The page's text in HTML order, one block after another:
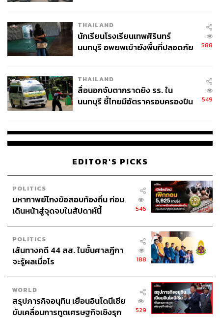
THAILAND
นักเรียนโรงเรียนเทพศิรินทร์
นนทบุรี อพยพเข้ายังพื้นที่ปลอดภัย
588
THAILAND
สื่อนอกจับตากราดยิง รร. ใน
นนทบุรี ชี้ไทยมีอัตราครอบครองปืน
549
EDITOR'S PICKS
POLITICS
มหากาพย์โกงข้อสอบท้องถิ่น ก่อน
เดินหน้าสู่จุดจบในสัปดาห์นี้
546
POLITICS
เส้นทางคดี 44 สส. ในชั้นศาลฎีกา
จะรู้ผลเมื่อไร
188
WORLD
สรุปภารกิจอนุทิน เยือนอินโดนีเซีย
ขับเคลื่อนการทูตเศรษฐกิจเชิงรุก
529